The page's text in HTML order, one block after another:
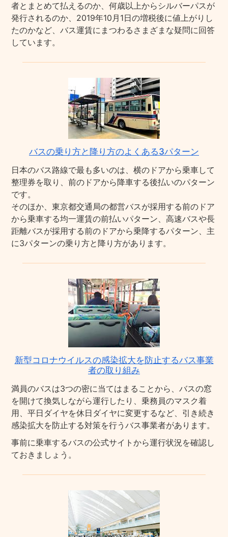
者とまとめて払えるのか、何歳以上からシルバーパスが
発行されるのか、2019年10月1日の増税後に値上がりし
たのかなど、バス運賃にまつわるさまざまな疑問に回答
しています。
バスの乗り方と降り方のよくある3パターン
日本のバス路線で最も多いのは、横のドアから乗車して
整理券を取り、前のドアから降車する後払いのパターン
です。
そのほか、東京都交通局の都営バスが採用する前のドア
から乗車する均一運賃の前払いパターン、高速バスや長
距離バスが採用する前のドアから乗降するパターン、主
に3パターンの乗り方と降り方があります。
新型コロナウイルスの感染拡大を防止するバス事業
者の取り組み
満員のバスは3つの密に当てはまることから、バスの窓
を開けて換気しながら運行したり、乗務員のマスク着
用、平日ダイヤを休日ダイヤに変更するなど、引き続き
感染拡大を防止する対策を行うバス事業者があります。
事前に乗車するバスの公式サイトから運行状況を確認し
ておきましょう。